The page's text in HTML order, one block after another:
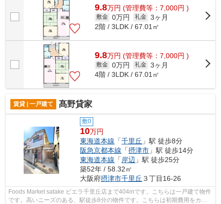
9.8万円 (管理費等：7,000円 )
敷金 0万円 礼金 3ヶ月
2階 / 3LDK / 67.01㎡
9.8万円 (管理費等：7,000円 )
敷金 0万円 礼金 3ヶ月
4階 / 3LDK / 67.01㎡
賃貸 | 一戸建て 髙野貸家
敷0
10万円
東海道本線 「千里丘 」駅 徒歩8分
阪急京都本線 「摂津市 」駅 徒歩14分
東海道本線 「 岸辺 」駅 徒歩25分
築52年 / 58.32㎡
大阪府摂津市千里丘 ３丁目16-26
Foods Market satake ビエラ千里丘店まで404mです。こちらは一戸建て物件
です。高いニーズのある、駅徒歩8分の物件です。こちらは初期費用をカー